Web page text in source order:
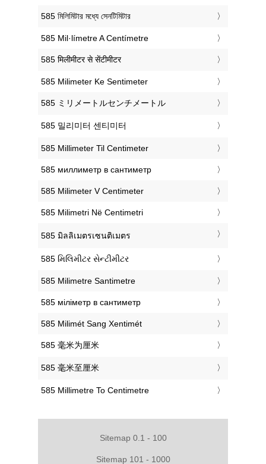
‎585 মিলিমিটার মধ্যে সেনটিমিটার
‎585 Mil·límetre A Centímetre
‎585 मिलीमीटर से सेंटीमीटर
‎585 Milimeter Ke Sentimeter
‎585 ミリメートルセンチメートル
‎585 밀리미터 센티미터
‎585 Millimeter Til Centimeter
‎585 миллиметр в сантиметр
‎585 Milimeter V Centimeter
‎585 Milimetri Në Centimetri
‎585 มิลลิเมตรเซนติเมตร
‎585 મિલિમીટર સેન્ટીમીટર
‎585 Milimetre Santimetre
‎585 міліметр в сантиметр
‎585 Milimét Sang Xentimét
‎585 毫米为厘米
‎585 毫米至厘米
‎585 Millimetre To Centimetre
Sitemap 0.1 - 100
Sitemap 101 - 1000